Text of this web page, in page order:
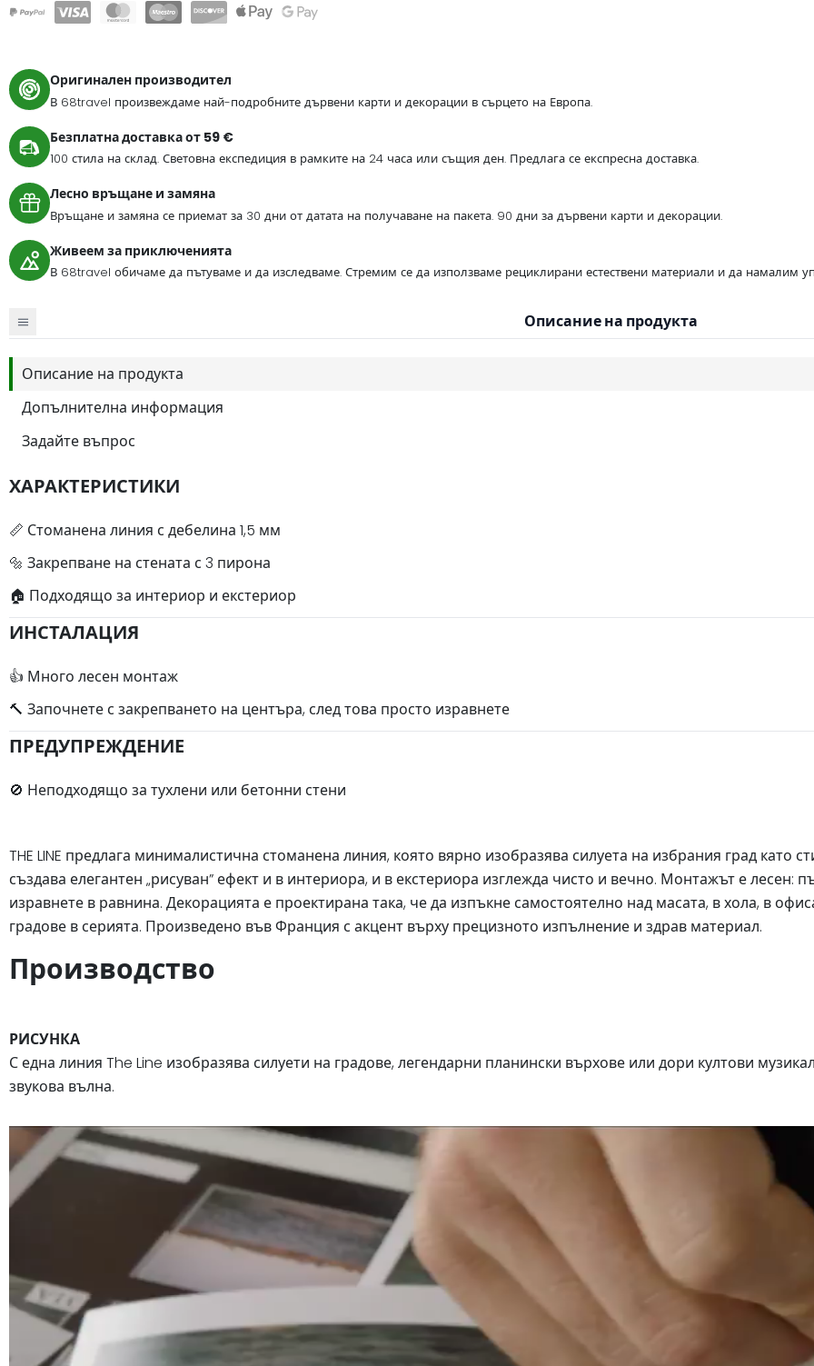
Оригинален производител
В 68travel произвеждаме най-подробните дървени карти и декорации в сърцето на Европа.
Безплатна доставка от 59 €
100 стила на склад. Световна експедиция в рамките на 24 часа или същия ден. Предлага се експресна доставка.
Лесно връщане и замяна
Връщане и замяна се приемат за 30 дни от датата на получаване на пакета. 90 дни за дървени карти и декорации.
Живеем за приключенията
В 68travel обичаме да пътуваме и да изследваме. Стремим се да използваме рециклирани естествени материали и да намалим
Описание на продукта
Описание на продукта
Допълнителна информация
Задайте въпрос
ХАРАКТЕРИСТИКИ
📏 Стоманена линия с дебелина 1,5 мм
🔩 Закрепване на стената с 3 пирона
🏠 Подходящо за интериор и екстериор
ИНСТАЛАЦИЯ
👍 Много лесен монтаж
🔨 Започнете с закрепването на центъра, след това просто изравнете
ПРЕДУПРЕЖДЕНИЕ
🚫 Неподходящо за тухлени или бетонни стени
THE LINE предлага минималистична стоманена линия, която вярно изобразява силуета на избрания град като
създава елегантен „рисуван” ефект и в интериора, и в екстериора изглежда чисто и вечно. Монтажът е лесен:
изравнете в равнина. Декорацията е проектирана така, че да изпъкне самостоятелно над масата, в хола, в
градове в серията. Произведено във Франция с акцент върху прецизното изпълнение и здрав материал.
Производство
РИСУНКА
С една линия The Line изобразява силуети на градове, легендарни планински върхове или дори култови
звукова вълна.